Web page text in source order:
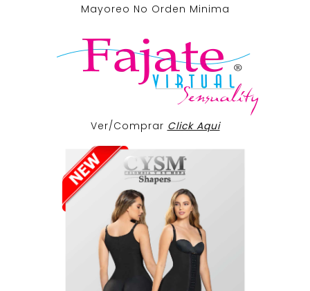
Mayoreo No Orden Minima
Ver/Comprar Click Aqui